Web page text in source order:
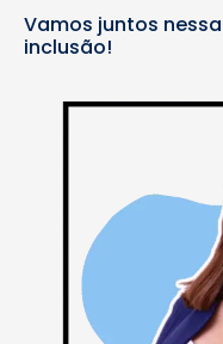
Vamos juntos
inclusão!